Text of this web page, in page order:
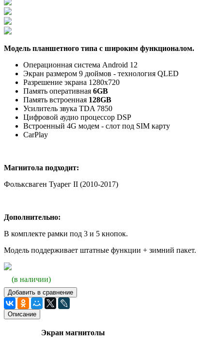
Модель планшетного типа с широким функционалом.
Операционная система Android 12
Экран размером 9 дюймов - технология QLED
Разрешение экрана 1280х720
Память оперативная 6GB
Память встроенная 128GB
Усилитель звука TDA 7850
Цифровой аудио процессор DSP
Встроенный 4G модем - слот под SIM карту
CarPlay
Магнитола подходит:
Фольксваген Туарег II (2010-2017)
Дополнительно:
В комплекте рамки под 3 и 5 кнопок.
Модель поддерживает штатные функции + зимний пакет.
(в наличии)
Добавить в сравнение
Описание
Экран магнитолы